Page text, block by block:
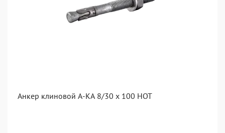
Анкер клиновой А-КА 8/30 x 100 HOT